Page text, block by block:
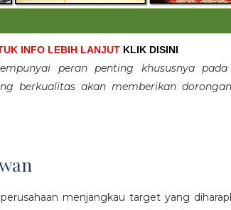
INFO LEBIH LANJUT KLIK DISINI
peran penting khususnya
berkualitas akan memberikan
menjangkau target yang